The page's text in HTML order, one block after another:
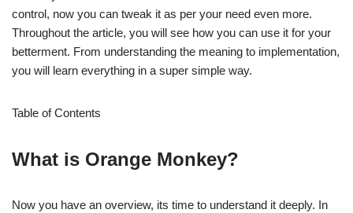
control, now you can tweak it as per your need even more.
Throughout the article, you will see how you can use it for your
betterment. From understanding the meaning to implementation,
you will learn everything in a super simple way.
Table of Contents
What is Orange Monkey?
Now you have an overview, its time to understand it deeply. In